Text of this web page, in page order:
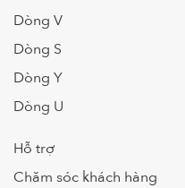
Dòng V
Dòng S
Dòng Y
Dòng U
Hỗ trợ
Chăm sóc khách hàng